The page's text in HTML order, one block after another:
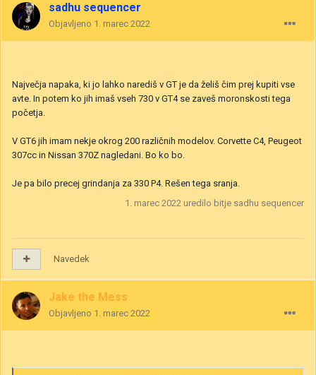
sadhu sequencer
Objavljeno 1. marec 2022
Največja napaka, ki jo lahko narediš v GT je da želiš čim prej kupiti vse
avte. In potem ko jih imaš vseh 730 v GT4 se zaveš moronskosti tega
početja.
V GT6 jih imam nekje okrog 200 različnih modelov. Corvette C4, Peugeot
307cc in Nissan 370Z nagledani. Bo ko bo.
Je pa bilo precej grindanja za 330 P4. Rešen tega sranja.
1. marec 2022 uredilo bitje sadhu sequencer
Navedek
Jake the Mess
Objavljeno 1. marec 2022